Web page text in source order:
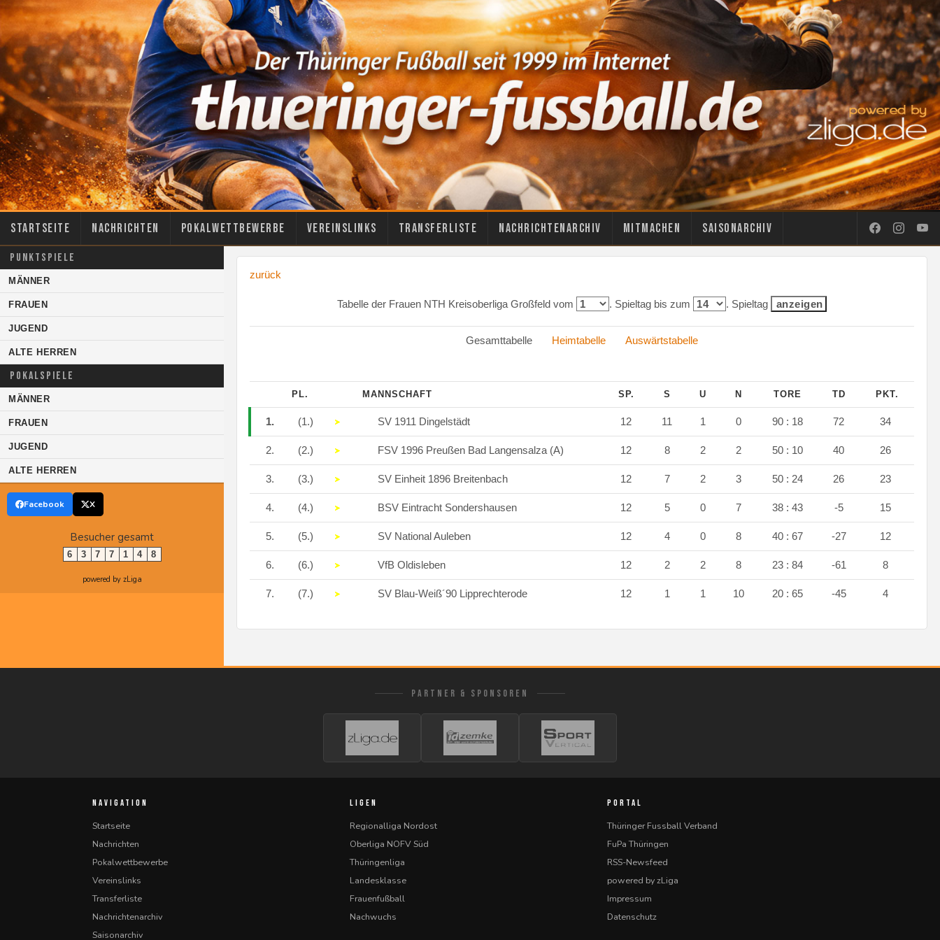
Startseite Nachrichten Pokalwettbewerbe Vereinslinks Transferliste Nachrichtenarchiv Mitmachen Saisonarchiv
PUNKTSPIELE
MÄNNER
FRAUEN
JUGEND
ALTE HERREN
POKALSPIELE
MÄNNER
FRAUEN
JUGEND
ALTE HERREN
Facebook X
Besucher gesamt
6 3 7 7 1 4 8
powered by zLiga
zurück
Tabelle der Frauen NTH Kreisoberliga Großfeld vom . Spieltag bis zum . Spieltag
Gesamttabelle Heimtabelle Auswärtstabelle
PL. MANNSCHAFT SP. S U N TORE TD PKT.
1. (1.) SV 1911 Dingelstädt 12 11 1 0 90 : 18 72 34
2. (2.) FSV 1996 Preußen Bad Langensalza (A) 12 8 2 2 50 : 10 40 26
3. (3.) SV Einheit 1896 Breitenbach 12 7 2 3 50 : 24 26 23
4. (4.) BSV Eintracht Sondershausen 12 5 0 7 38 : 43 -5 15
5. (5.) SV National Auleben 12 4 0 8 40 : 67 -27 12
6. (6.) VfB Oldisleben 12 2 2 8 23 : 84 -61 8
7. (7.) SV Blau-Weiß´90 Lipprechterode 12 1 1 10 20 : 65 -45 4
PARTNER & SPONSOREN
NAVIGATION
Startseite
Nachrichten
Pokalwettbewerbe
Vereinslinks
Transferliste
Nachrichtenarchiv
Saisonarchiv
LIGEN
Regionalliga Nordost
Oberliga NOFV Süd
Thüringenliga
Landesklasse
Frauenfußball
Nachwuchs
PORTAL
Thüringer Fussball Verband
FuPa Thüringen
RSS-Newsfeed
powered by zLiga
Impressum
Datenschutz